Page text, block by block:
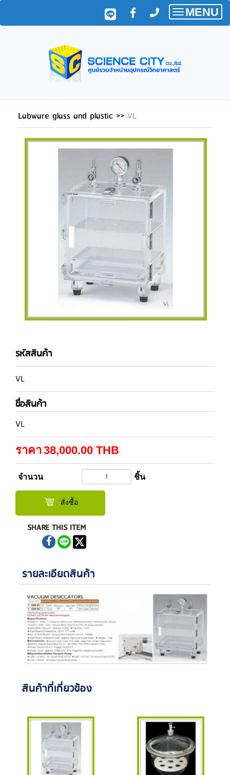
Toggle
MENU
Labware glass and plastic>> VL
รหัสสินค้า
VL
ชื่อสินค้า
VL
ราคา38,000.00 THB
จำนวน ชิ้น
สั่งซื้อ
SHARE THIS ITEM
รายละเอียดสินค้า
สินค้าที่เกี่ยวข้อง